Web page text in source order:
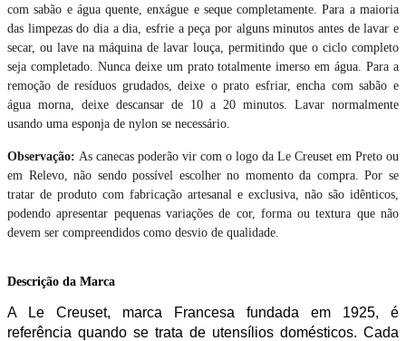
com sabão e água quente, enxágue e seque completamente. Para a maioria
das limpezas do dia a dia, esfrie a peça por alguns minutos antes de lavar e
secar, ou lave na máquina de lavar louça, permitindo que o ciclo completo
seja completado. Nunca deixe um prato totalmente imerso em água. Para a
remoção de resíduos grudados, deixe o prato esfriar, encha com sabão e
água morna, deixe descansar de 10 a 20 minutos. Lavar normalmente
usando uma esponja de nylon se necessário.
Observação: As canecas poderão vir com o logo da Le Creuset em Preto ou
em Relevo, não sendo possível escolher no momento da compra. Por se
tratar de produto com fabricação artesanal e exclusiva, não são idênticos,
podendo apresentar pequenas variações de cor, forma ou textura que não
devem ser compreendidos como desvio de qualidade.
Descrição da Marca
A Le Creuset, marca Francesa fundada em 1925, é
referência quando se trata de utensílios domésticos. Cada